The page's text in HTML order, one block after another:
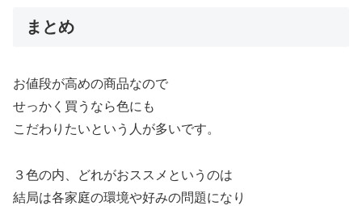
まとめ
お値段が高めの商品なので
せっかく買うなら色にも
こだわりたいという人が多いです。
３色の内、どれがおススメというのは
結局は各家庭の環境や好みの問題になり